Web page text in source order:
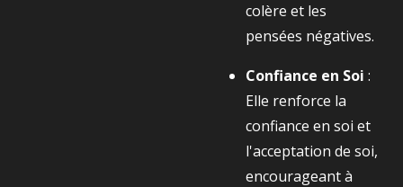
colère et les
pensées négatives.
Confiance en Soi :
Elle renforce la
confiance en soi et
l'acceptation de soi,
encourageant à